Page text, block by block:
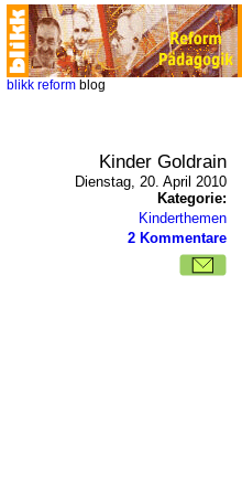
blikk reform blog
Kinder Goldrain
Dienstag, 20. April 2010
Kategorie:
Kinderthemen
2 Kommentare